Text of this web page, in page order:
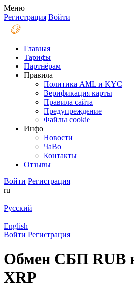
Меню
Регистрация Войти
Главная
Тарифы
Партнёрам
Правила
Политика AML и KYC
Верификация карты
Правила сайта
Предупреждение
Файлы coоkie
Инфо
Новости
ЧаВо
Контакты
Отзывы
Войти Регистрация
ru
Русский
English
Войти Регистрация
Обмен СБП RUB
XRP